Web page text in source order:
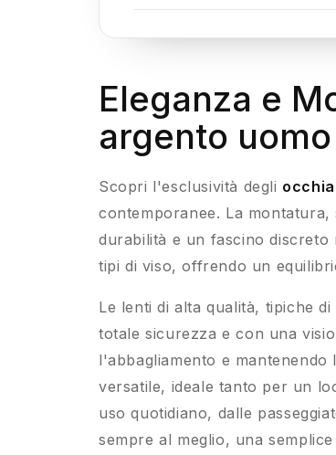
Eleganza e
argento uomo
Scopri l'esclusività degli
contemporanee. La
durabilità e un fascino discreto
tipi di viso, offrendo un
Le lenti di alta qualità, tipiche
totale sicurezza e con una
l'abbagliamento e
versatile, ideale tanto per un
uso quotidiano, dalle
sempre al meglio, una